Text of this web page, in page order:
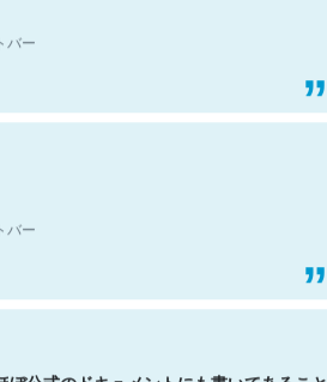
ー
ー
公式のドキュメントにも書いてあること